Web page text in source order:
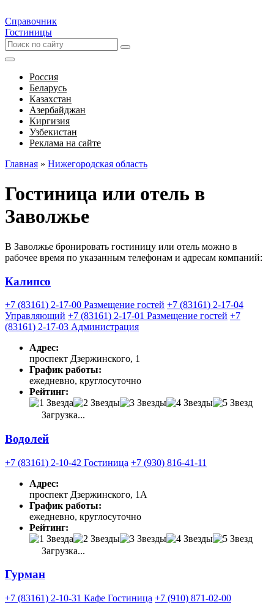
Справочник
Гостиницы
Россия
Беларусь
Казахстан
Азербайджан
Киргизия
Узбекистан
Реклама на сайте
Главная » Нижегородская область
Гостиница или отель в
Заволжье
В Заволжье бронировать гостиницу или отель можно в
рабочее время по указанным телефонам и адресам компаний:
Калипсо
+7 (83161) 2-17-00 Размещение гостей +7 (83161) 2-17-04
Управляющий +7 (83161) 2-17-01 Размещение гостей +7
(83161) 2-17-03 Администрация
Адрес:
проспект Дзержинского, 1
График работы:
ежедневно, круглосуточно
Рейтинг:
Загрузка...
Водолей
+7 (83161) 2-10-42 Гостиница +7 (930) 816-41-11
Адрес:
проспект Дзержинского, 1А
График работы:
ежедневно, круглосуточно
Рейтинг:
Загрузка...
Гурман
+7 (83161) 2-10-31 Кафе Гостиница +7 (910) 871-02-00